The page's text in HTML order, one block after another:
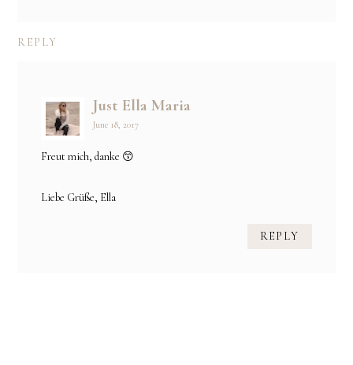
REPLY
Just Ella Maria
June 18, 2017
Freut mich, danke 😙
Liebe Grüße, Ella
REPLY